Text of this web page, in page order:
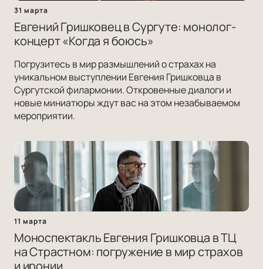
31 марта
Евгений Гришковец в Сургуте: монолог-
концерт «Когда я боюсь»
Погрузитесь в мир размышлений о страхах на
уникальном выступлении Евгения Гришковца в
Сургутской филармонии. Откровенные диалоги и
новые миниатюры ждут вас на этом незабываемом
мероприятии.
11 марта
Моноспектакль Евгения Гришковца в ТЦ
на Страстном: погружение в мир страхов